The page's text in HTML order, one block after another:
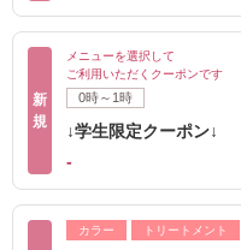
新
規
メニューを選択して
ご利用いただくクーポンです
0時～1時
↓学生限定クーポン↓
-
カラー トリートメント